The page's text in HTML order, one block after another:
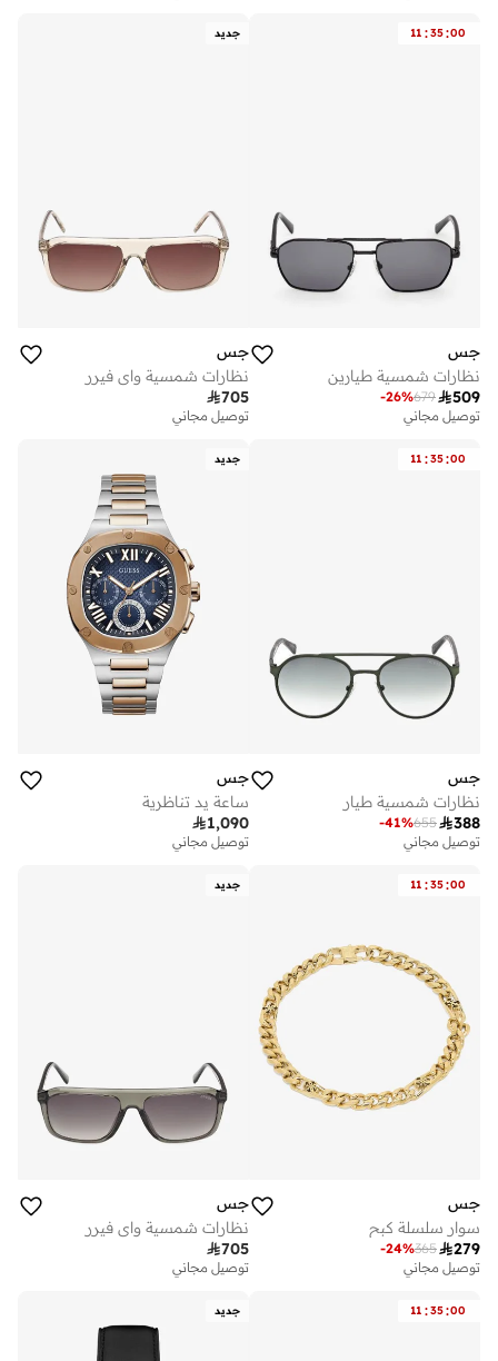
11 :35:00
جس
نظارات شمسية طيارين
509
679
-26%
توصيل مجاني
جديد
جس
نظارات شمسية واي فيرر
705
توصيل مجاني
11 :35:00
جس
نظارات شمسية طيار
388
655
-41%
توصيل مجاني
جديد
جس
ساعة يد تناظرية
1,090
توصيل مجاني
11 :35:00
جس
سوار سلسلة كبح
279
365
-24%
توصيل مجاني
جديد
جس
نظارات شمسية واي فيرر
705
توصيل مجاني
11 :35:00 جديد